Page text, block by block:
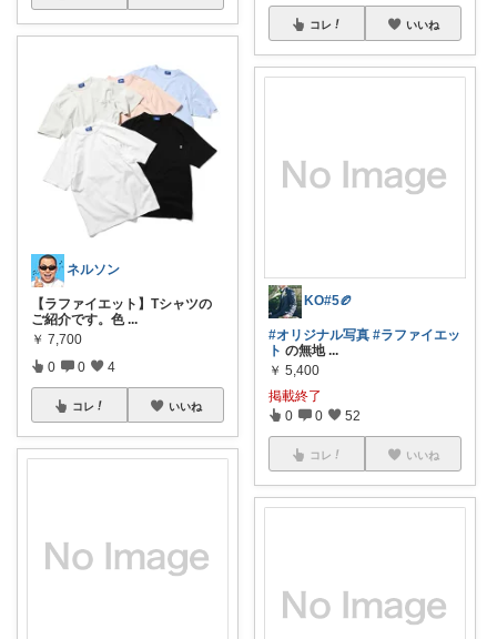
ネルソン
【ラファイエット】Tシャツの
ご紹介です。色 ...
￥ 7,700
0 0 4
コレ いいね
コレ いいね
KO#5🏉
#オリジナル写真 #ラファイエッ
ト の無地 ...
￥ 5,400
掲載終了
0 0 52
コレ いいね